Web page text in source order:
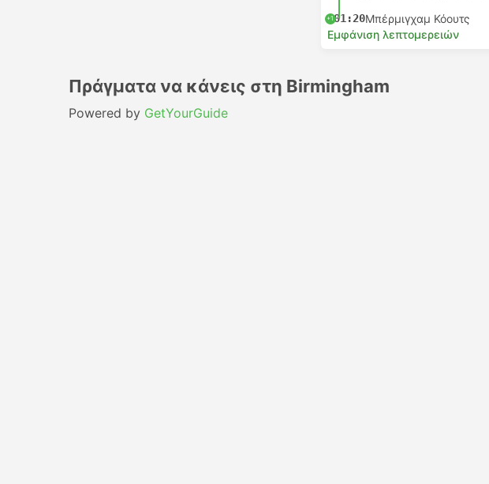
+101:20Μπέρμιγχαμ Κόουτς
Εμφάνιση λεπτομερειών
Πράγματα να κάνεις στη Birmingham
Powered by GetYourGuide